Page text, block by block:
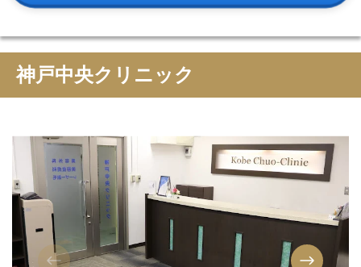
神戸中央クリニック